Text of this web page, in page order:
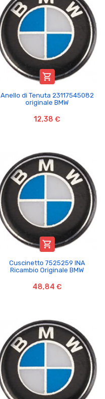

Anello di Tenuta 23117545082
originale BMW
12,38 €

Cuscinetto 7525259 INA
Ricambio Originale BMW
48,84 €